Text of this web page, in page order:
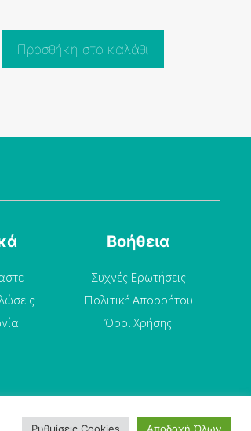
Προσθήκη στο καλάθι
Βοήθεια
Συχνές Ερωτήσεις
Πολιτική Απορρήτου
Όροι Χρήσης
Ρυθμίσεις Cookies Αποδοχή Όλων